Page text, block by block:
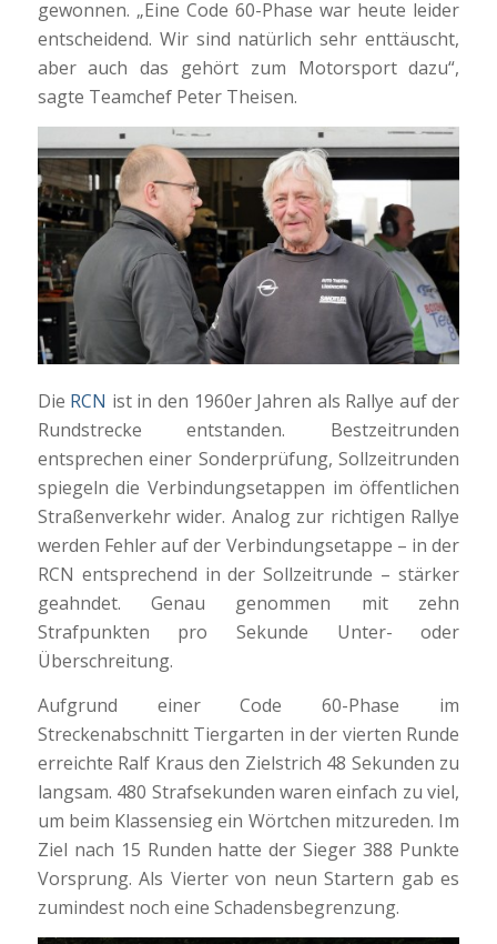
gewonnen. „Eine Code 60-Phase war heute leider
entscheidend. Wir sind natürlich sehr enttäuscht,
aber auch das gehört zum Motorsport dazu“,
sagte Teamchef Peter Theisen.
Die RCN ist in den 1960er Jahren als Rallye auf der
Rundstrecke entstanden. Bestzeitrunden
entsprechen einer Sonderprüfung, Sollzeitrunden
spiegeln die Verbindungsetappen im öffentlichen
Straßenverkehr wider. Analog zur richtigen Rallye
werden Fehler auf der Verbindungsetappe – in der
RCN entsprechend in der Sollzeitrunde – stärker
geahndet. Genau genommen mit zehn
Strafpunkten pro Sekunde Unter- oder
Überschreitung.
Aufgrund einer Code 60-Phase im
Streckenabschnitt Tiergarten in der vierten Runde
erreichte Ralf Kraus den Zielstrich 48 Sekunden zu
langsam. 480 Strafsekunden waren einfach zu viel,
um beim Klassensieg ein Wörtchen mitzureden. Im
Ziel nach 15 Runden hatte der Sieger 388 Punkte
Vorsprung. Als Vierter von neun Startern gab es
zumindest noch eine Schadensbegrenzung.